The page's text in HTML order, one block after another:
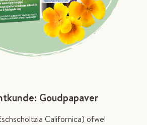
Goudpapaver
Californica) ofwel